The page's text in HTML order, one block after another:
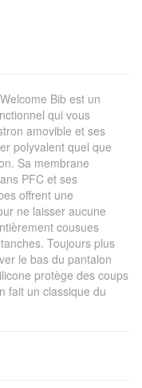
Bib est un
qui vous
amovible et ses
polyvalent quel que
Sa membrane
PFC et ses
offrent une
ne laisser aucune
cousues
Toujours plus
le bas du pantalon
protège des coups
fait un classique du